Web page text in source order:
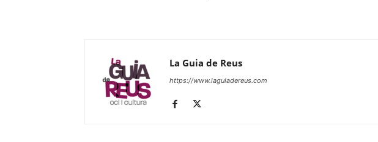
La Guia de Reus
https://www.laguiadereus.com